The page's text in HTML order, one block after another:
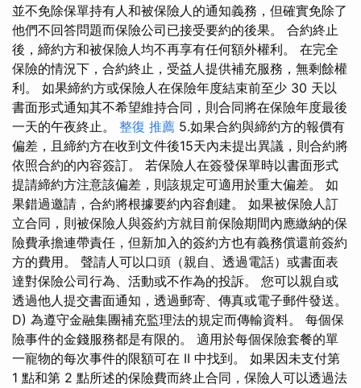
並不免除保單持有人和被保險人的通知義務，但確實免除了
他們不回答問題而保險公司已接受要約的後果。 合約終止
後，締約方和被保險人均不再享有任何額外權利。 在完全
保險的情況下，合約終止，受益人提供補充服務，無剩餘權
利。 如果締約方或保險人在保險年度結束前至少 30 天以
書面形式通知其不希望維持合同，則合同將在保險年度最後
一天的午夜終止。 整復 推薦 5.如果合約與締約方的報價有
偏差，且締約方在收到文件後15天內未提出異議，則合約將
依照合約的內容簽訂。 若保險人在簽發保單時以書面形式
提請締約方注意該偏差，則該規定可適用於重大偏差。 如
果錯過邀請，合約將根據要約內容創建。 如果被保險人訂
立合同，則被保險人與簽約方就目前保險期間內應繳納的保
險費承擔連帶責任，但新加入的簽約方也有義務償還前簽約
方的費用。 聲請人可以口頭（親自、透過電話）或書面表
達對保險公司行為、活動或不作為的投訴。 您可以親自或
透過他人提交書面通知，透過郵寄、傳真或電子郵件發送。
D) 為遵守金融集團補充監理法的規定而傳輸資料。 每個保
險事件的金錢服務都是有限的。 適用於每個保險套餐的單
一寵物的每次事件的限額可在 II 中找到。 如果因未支付第
1 點和第 2 點所述的保險費而終止合同，保險人可以透過法